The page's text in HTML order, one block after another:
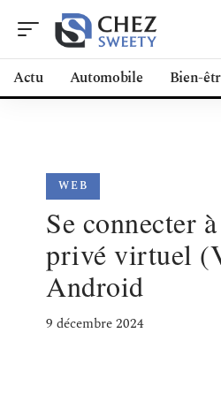
Actu Automobile Bien-
WEB
Se connecter
privé virtuel
Android
9 décembre 2024